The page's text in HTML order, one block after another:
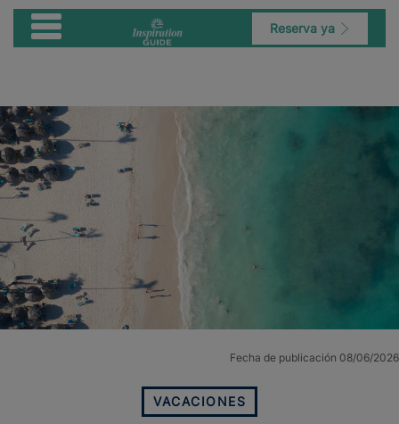
Reserva ya
Fecha de publicación 08/06/2026
VACACIONES